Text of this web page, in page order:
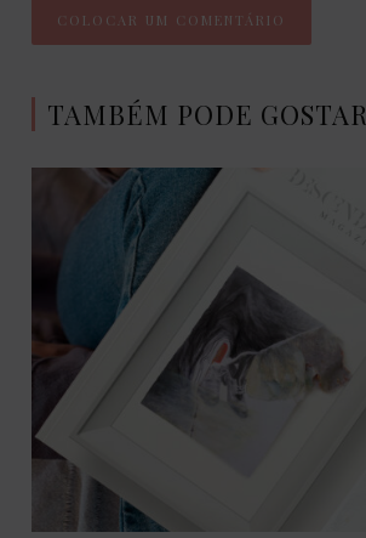
TAMBÉM PODE GOSTAR